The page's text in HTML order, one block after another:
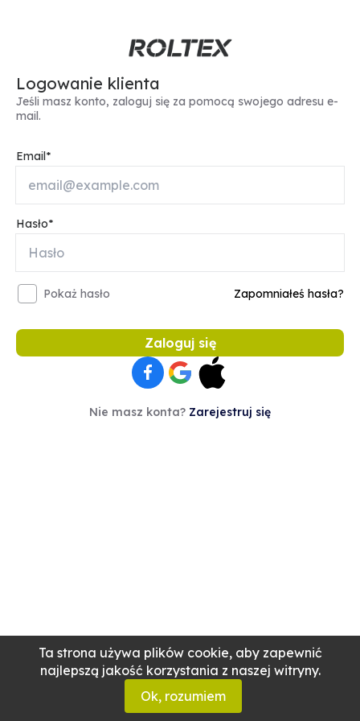
Ta strona używa plików cookie, aby zapewnić
najlepszą jakość korzystania z naszej witryny.
Ok, rozumiem
Logowanie klienta
Jeśli masz konto, zaloguj się za pomocą swojego adresu e-
mail.
Email
Hasło
Pokaż hasło Zapomniałeś hasła?
Zaloguj się
Nie masz konta? Zarejestruj się